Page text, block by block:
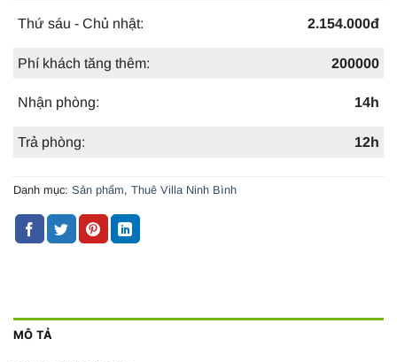
Thứ sáu - Chủ nhật: 2.154.000đ
Phí khách tăng thêm: 200000
Nhận phòng: 14h
Trả phòng: 12h
Danh mục: Sản phẩm, Thuê Villa Ninh Bình
MÔ TẢ